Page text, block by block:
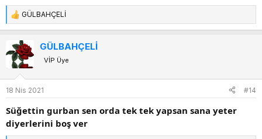
T
e
k
e
r
GÜLBAHÇELİ
GÜLBAHÇELİ
VİP Üye
18 Nis 2021 #14
Süğettin gurban sen orda tek tek yapsan sana yeter
diyerlerini boş ver